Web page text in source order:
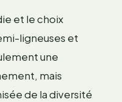
et le choix
ligneuses et
une
mais
de la diversité